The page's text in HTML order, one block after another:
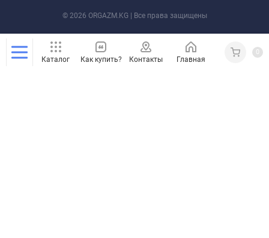
© 2026 ORGAZM.KG | Все права защищены
Каталог Как купить? Контакты Главная Кабинет
0